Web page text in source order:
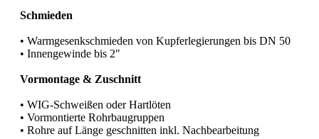
Schmieden
• Warmgesenkschmieden von Kupferlegierungen bis DN 50
• Innengewinde bis 2"
Vormontage & Zuschnitt
• WIG-Schweißen oder Hartlöten
• Vormontierte Rohrbaugruppen
• Rohre auf Länge geschnitten inkl. Nachbearbeitung